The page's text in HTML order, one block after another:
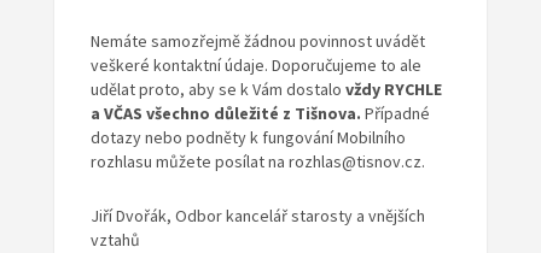
Nemáte samozřejmě žádnou povinnost uvádět
veškeré kontaktní údaje. Doporučujeme to ale
udělat proto, aby se k Vám dostalo vždy RYCHLE
a VČAS všechno důležité z Tišnova. Případné
dotazy nebo podněty k fungování Mobilního
rozhlasu můžete posílat na rozhlas@tisnov.cz.
Jiří Dvořák, Odbor kancelář starosty a vnějších
vztahů